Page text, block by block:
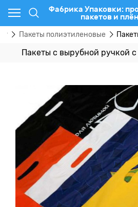
Фабрика Упаковки:
пакетов и
Пакеты полиэтиленовые
Пакеты с вырубной ручкой